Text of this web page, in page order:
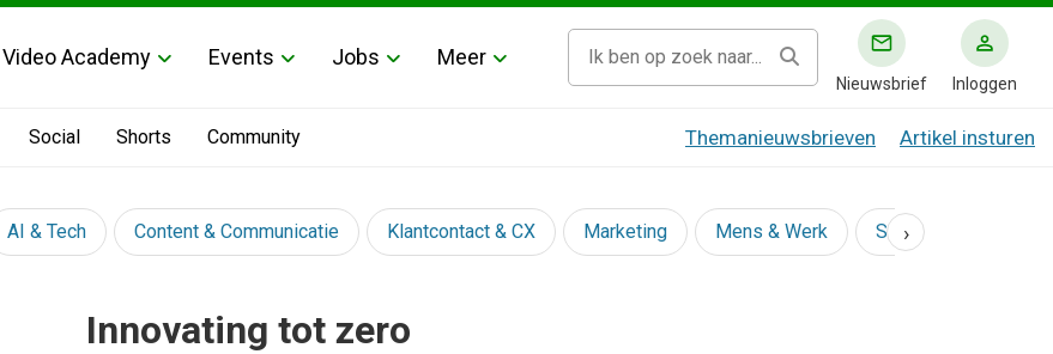
Video Academy Events Jobs Meer
Nieuwsbrief Inloggen
Social Shorts Community Themanieuwsbrieven Artikel insturen
AI & Tech Content & Communicatie Klantcontact & CX Marketing Mens & Werk Social
›
Innovating tot zero